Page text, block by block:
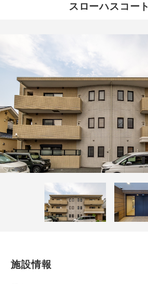
採用情報
スローハスコート
施設情報